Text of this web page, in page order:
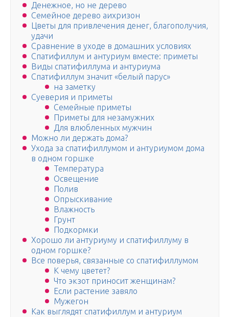
Денежное, но не дерево
Семейное дерево аихризон
Цветы для привлечения денег, благополучия,
удачи
Сравнение в уходе в домашних условиях
Спатифиллум и антуриум вместе: приметы
Виды спатифиллума и антуриума
Спатифиллум значит «белый парус»
на заметку
Суеверия и приметы
Семейные приметы
Приметы для незамужних
Для влюбленных мужчин
Можно ли держать дома?
Ухода за спатифиллумом и антуриумом дома
в одном горшке
Температура
Освещение
Полив
Опрыскивание
Влажность
Грунт
Подкормки
Хорошо ли антуриуму и спатифиллуму в
одном горшке?
Все поверья, связанные со спатифиллумом
К чему цветет?
Что экзот приносит женщинам?
Если растение завяло
Мужегон
Как выглядят спатифиллум и антуриум